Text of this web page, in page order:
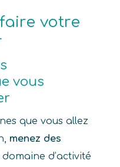
votre
vous
que vous allez
menez des
d’activité